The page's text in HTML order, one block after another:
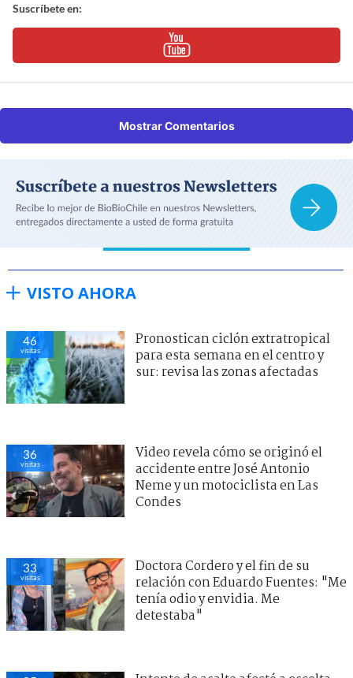
Suscríbete en:
Mostrar Comentarios
VISTO AHORA
46
visitas
Pronostican ciclón extratropical
para esta semana en el centro y
sur: revisa las zonas afectadas
36
visitas
Video revela cómo se originó el
accidente entre José Antonio
Neme y un motociclista en Las
Condes
33
visitas
Doctora Cordero y el fin de su
relación con Eduardo Fuentes: "Me
tenía odio y envidia. Me
detestaba"